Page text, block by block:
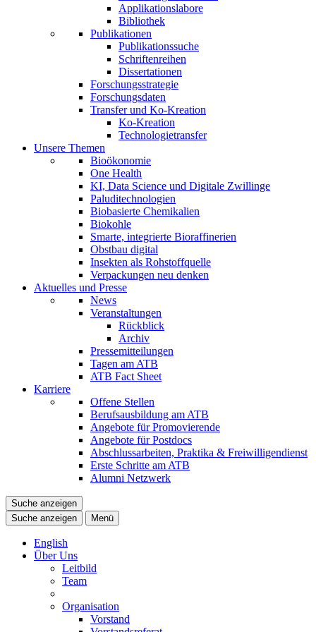
Applikationslabore
Bibliothek
Publikationen
Publikationssuche
Schriftenreihen
Dissertationen
Forschungsstrategie
Forschungsdaten
Transfer und Ko-Kreation
Ko-Kreation
Technologietransfer
Unsere Themen
Bioökonomie
One Health
KI, Data Science und Digitale Zwillinge
Paluditechnologien
Biobasierte Chemikalien
Biokohle
Smarte, integrierte Bioraffinerien
Obstbau digital
Insekten als Rohstoffquelle
Verpackungen neu denken
Aktuelles und Presse
News
Veranstaltungen
Rückblick
Archiv
Pressemitteilungen
Tagen am ATB
ATB Fact Sheet
Karriere
Offene Stellen
Berufsausbildung am ATB
Angebote für Promovierende
Angebote für Postdocs
Abschlussarbeiten, Praktika & Freiwilligendienst
Erste Schritte am ATB
Alumni Netzwerk
Suche anzeigen
Suche anzeigen
Menü
English
Über Uns
Leitbild
Team
Organisation
Vorstand